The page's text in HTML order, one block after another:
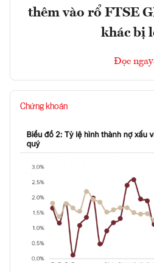
thêm vào rổ FTSE
khác bị
Đọc ngay
Chứng khoán